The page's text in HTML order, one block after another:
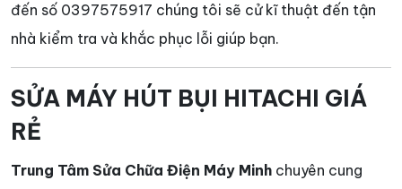
đến số 0397575917 chúng tôi sẽ cử kĩ thuật đến tận
nhà kiểm tra và khắc phục lỗi giúp bạn.
SỬA MÁY HÚT BỤI HITACHI GIÁ
RẺ
Trung Tâm Sửa Chữa Điện Máy Minh chuyên cung